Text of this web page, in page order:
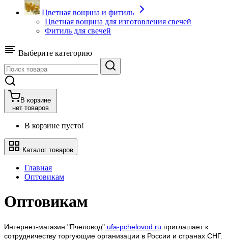
Цветная вощина и фитиль
Цветная вощина для изготовления свечей
Фитиль для свечей
Выберите категорию
В корзине
нет товаров
В корзине пусто!
Каталог товаров
Главная
Оптовикам
Оптовикам
Интернет-магазин "Пчеловод" ufa-pchelovod.ru приглашает к
сотрудничеству торгующие организации в России и странах СНГ.